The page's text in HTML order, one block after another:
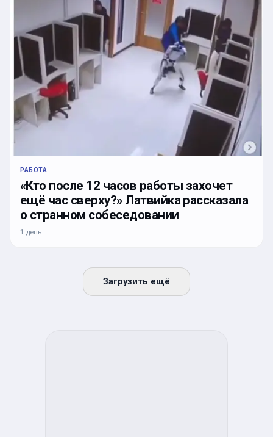
РАБОТА
«Кто после 12 часов работы захочет
ещё час сверху?» Латвийка рассказала
о странном собеседовании
1 день
Загрузить ещё